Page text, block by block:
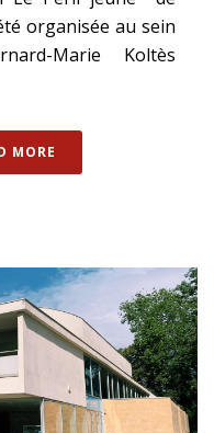
organisée au sein
Marie Koltès
MORE